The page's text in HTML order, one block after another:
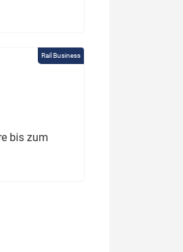
Rail Business
bis zum